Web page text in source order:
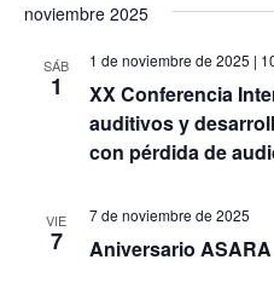
noviembre 2025
SÁB
1
XX Conferencia
auditivos y
con pérdida de
1 de noviembre de 2025 |
VIE
7 Aniversario ASARA
7 de noviembre de 2025